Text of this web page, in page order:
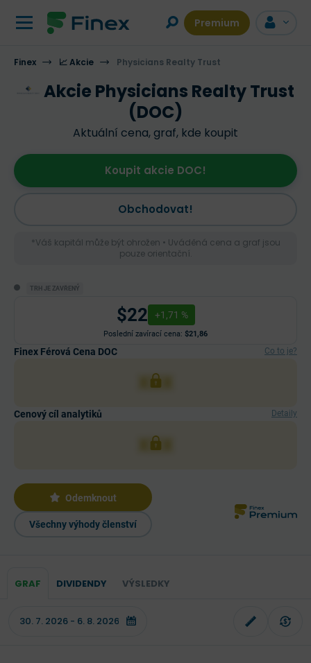
Premium
Finex 📈 Akcie Physicians Realty Trust
Akcie Physicians Realty Trust
(DOC)
Aktuální cena, graf, kde koupit
Obchodovat!
Koupit akcie DOC!
*Váš kapitál může být ohrožen • Uváděná cena a graf jsou
pouze orientační.
TRH JE ZAVŘENÝ
$22 +1,71 %
Poslední zavírací cena: $21,86
Finex Férová Cena DOC Co to je?
XXX
Cenový cíl analytiků Detaily
XXX
Odemknout
Všechny výhody členství
GRAF DIVIDENDY VÝSLEDKY